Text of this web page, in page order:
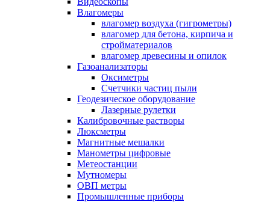
Влагомеры
влагомер воздуха (гигрометры)
влагомер для бетона, кирпича и
стройматериалов
влагомер древесины и опилок
Газоанализаторы
Оксиметры
Счетчики частиц пыли
Геодезическое оборудование
Лазерные рулетки
Калибровочные растворы
Люксметры
Магнитные мешалки
Манометры цифровые
Метеостанции
Мутномеры
ОВП метры
Промышленные приборы